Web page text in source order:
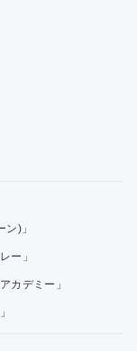
)」
ー」
カデミー」